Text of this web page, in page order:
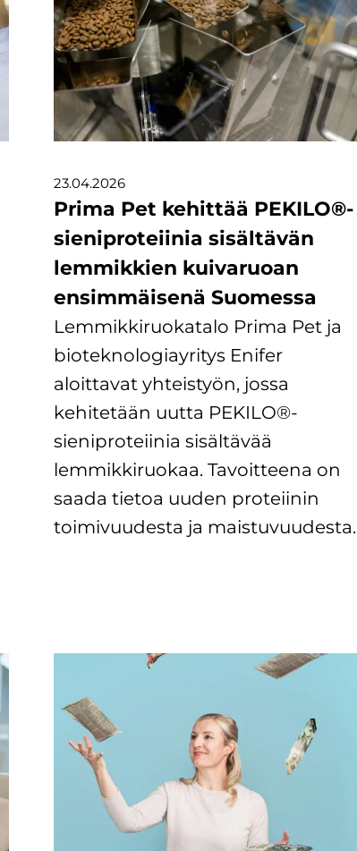
23.04.2026
Prima Pet kehittää PEKILO®-
sieniproteiinia sisältävän
lemmikkien kuivaruoan
ensimmäisenä Suomessa
Lemmikkiruokatalo Prima Pet ja
bioteknologiayritys Enifer
aloittavat yhteistyön, jossa
kehitetään uutta PEKILO®-
sieniproteiinia sisältävää
lemmikkiruokaa. Tavoitteena on
saada tietoa uuden proteiinin
toimivuudesta ja maistuvuudesta.